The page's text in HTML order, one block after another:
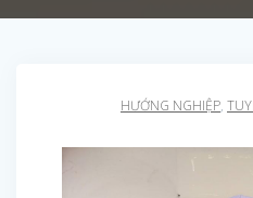
HƯỚNG NGHIỆP,